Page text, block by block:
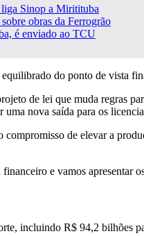
liga Sinop a Miritituba
obras da Ferrogrão
é enviado ao TCU
do ponto de vista
de lei que muda regras
nova saída para os
de elevar a
e vamos apresentar
incluindo R$ 94,2